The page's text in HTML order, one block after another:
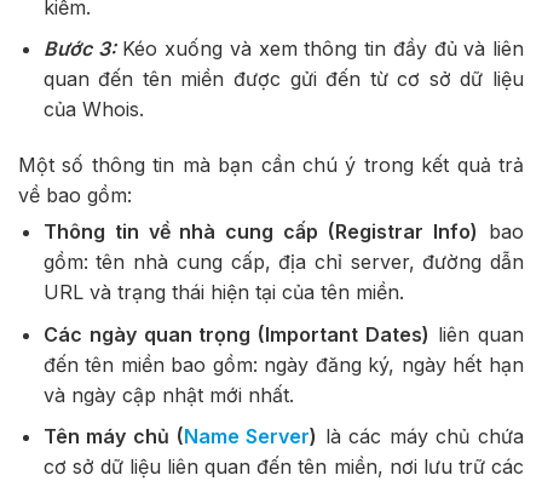
kiếm.
Bước 3:Kéo xuống và xem thông tin đầy đủ và liên
quan đến tên miền được gửi đến từ cơ sở dữ liệu
của Whois.
Một số thông tin mà bạn cần chú ý trong kết quả trả
về bao gồm:
Thông tin về nhà cung cấp (Registrar Info) bao
gồm: tên nhà cung cấp, địa chỉ server, đường dẫn
URL và trạng thái hiện tại của tên miền.
Các ngày quan trọng (Important Dates) liên quan
đến tên miền bao gồm: ngày đăng ký, ngày hết hạn
và ngày cập nhật mới nhất.
Tên máy chủ (Name Server) là các máy chủ chứa
cơ sở dữ liệu liên quan đến tên miền, nơi lưu trữ các